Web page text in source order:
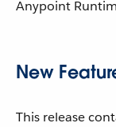
Anypoint
New
This release